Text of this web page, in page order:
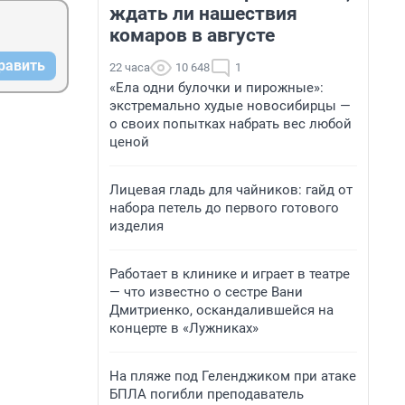
ждать ли нашествия
комаров в августе
22 часа 10 648 1
«Ела одни булочки и пирожные»:
экстремально худые новосибирцы —
о своих попытках набрать вес любой
ценой
Лицевая гладь для чайников: гайд от
набора петель до первого готового
изделия
Работает в клинике и играет в театре
— что известно о сестре Вани
Дмитриенко, оскандалившейся на
концерте в «Лужниках»
На пляже под Геленджиком при атаке
БПЛА погибли преподаватель